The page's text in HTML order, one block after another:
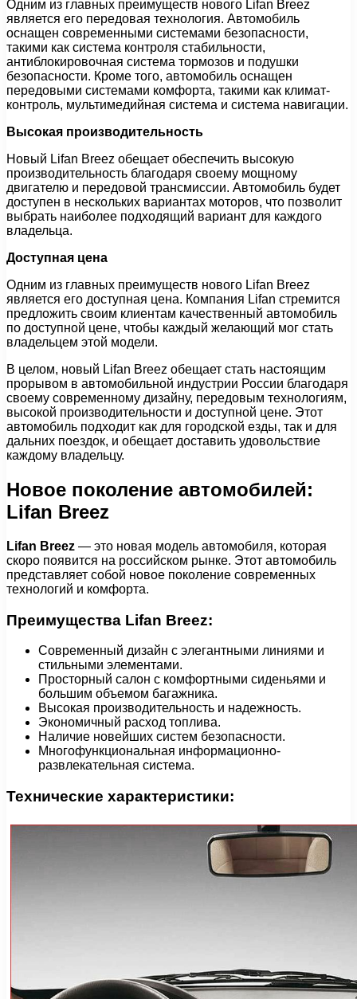
Одним из главных преимуществ нового Lifan Breez
является его передовая технология. Автомобиль
оснащен современными системами безопасности,
такими как система контроля стабильности,
антиблокировочная система тормозов и подушки
безопасности. Кроме того, автомобиль оснащен
передовыми системами комфорта, такими как климат-
контроль, мультимедийная система и система навигации.
Высокая производительность
Новый Lifan Breez обещает обеспечить высокую
производительность благодаря своему мощному
двигателю и передовой трансмиссии. Автомобиль будет
доступен в нескольких вариантах моторов, что позволит
выбрать наиболее подходящий вариант для каждого
владельца.
Доступная цена
Одним из главных преимуществ нового Lifan Breez
является его доступная цена. Компания Lifan стремится
предложить своим клиентам качественный автомобиль
по доступной цене, чтобы каждый желающий мог стать
владельцем этой модели.
В целом, новый Lifan Breez обещает стать настоящим
прорывом в автомобильной индустрии России благодаря
своему современному дизайну, передовым технологиям,
высокой производительности и доступной цене. Этот
автомобиль подходит как для городской езды, так и для
дальних поездок, и обещает доставить удовольствие
каждому владельцу.
Новое поколение автомобилей:
Lifan Breez
Lifan Breez — это новая модель автомобиля, которая
скоро появится на российском рынке. Этот автомобиль
представляет собой новое поколение современных
технологий и комфорта.
Преимущества Lifan Breez:
Современный дизайн с элегантными линиями и
стильными элементами.
Просторный салон с комфортными сиденьями и
большим объемом багажника.
Высокая производительность и надежность.
Экономичный расход топлива.
Наличие новейших систем безопасности.
Многофункциональная информационно-
развлекательная система.
Технические характеристики: